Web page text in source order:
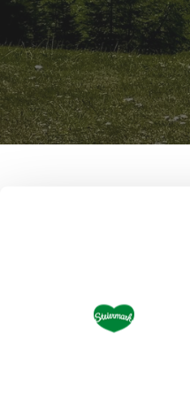
Steiermark